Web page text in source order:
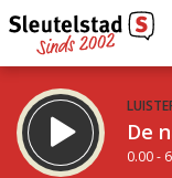
De
0.00 -